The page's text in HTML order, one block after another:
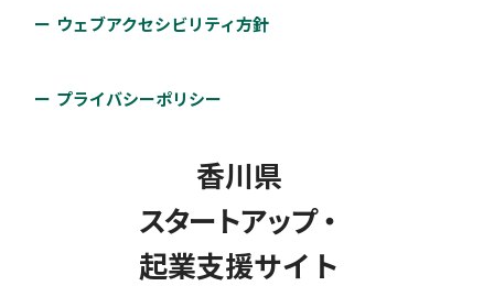
ウェブアクセシビリティ方針
プライバシーポリシー
香川県
スタートアップ・
起業支援サイト